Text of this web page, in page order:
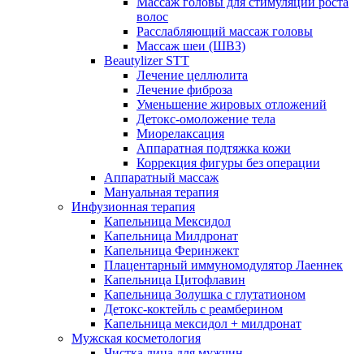
волос
Расслабляющий массаж головы
Массаж шеи (ШВЗ)
Beautylizer STT
Лечение целлюлита
Лечение фиброза
Уменьшение жировых отложений
Детокс-омоложение тела
Миорелаксация
Аппаратная подтяжка кожи
Коррекция фигуры без операции
Аппаратный массаж
Мануальная терапия
Инфузионная терапия
Капельница Мексидол
Капельница Милдронат
Капельница Феринжект
Плацентарный иммуномодулятор Лаеннек
Капельница Цитофлавин
Капельница Золушка с глутатионом
Детокс-коктейль с реамберином
Капельница мексидол + милдронат
Мужская косметология